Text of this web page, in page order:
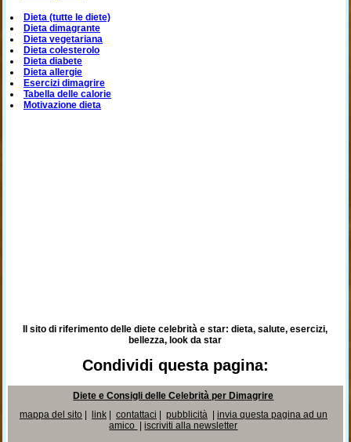
Dieta (tutte le diete)
Dieta dimagrante
Dieta vegetariana
Dieta colesterolo
Dieta diabete
Dieta allergie
Esercizi dimagrire
Tabella delle calorie
Motivazione dieta
Il sito di riferimento delle diete celebrità e star: dieta, salute, esercizi,
bellezza, look da star
Condividi questa pagina:
Diete e Consigli delle Celebrità per Dimagrire
mappa del sito| link| contattaci pubblicità| invia questa pagina ad un
amico
|iscriviti alla newsletter